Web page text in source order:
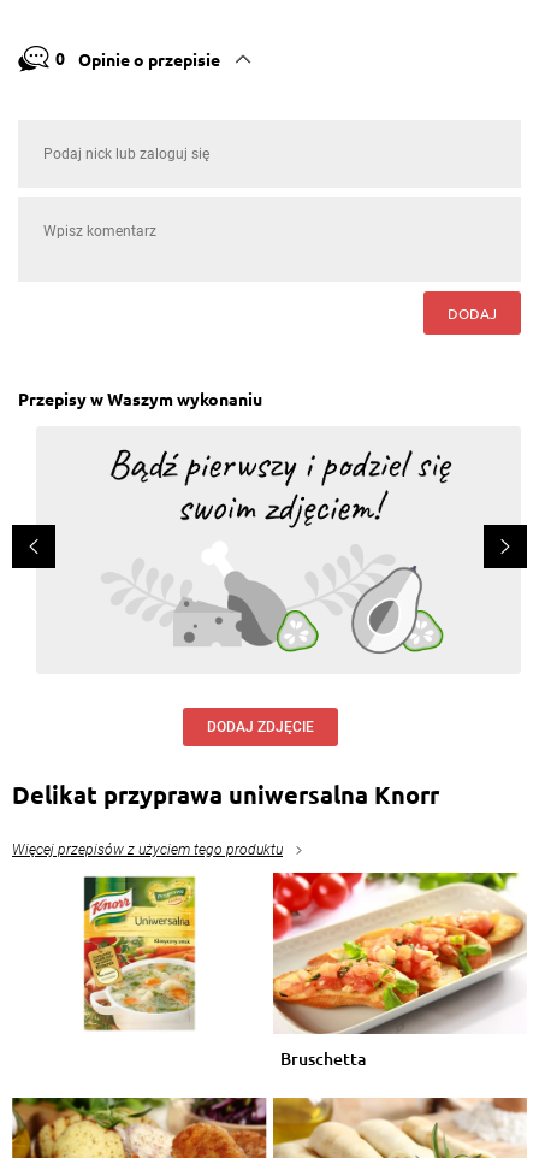
0 Opinie o przepisie
DODAJ
Przepisy w Waszym wykonaniu
DODAJ ZDJĘCIE
Delikat przyprawa uniwersalna Knorr
Więcej przepisów z użyciem tego produktu
Bruschetta